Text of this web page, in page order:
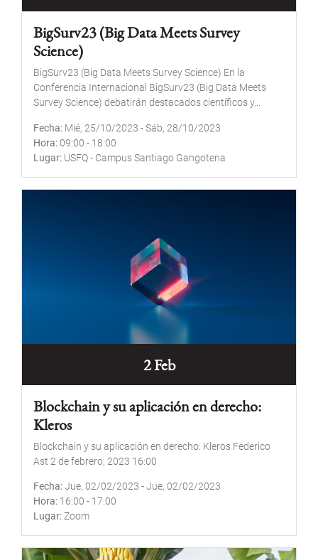
BigSurv23 (Big Data Meets Survey
Science)
BigSurv23 (Big Data Meets Survey Science) En la
Conferencia Internacional BigSurv23 (Big Data Meets
Survey Science) debatirán destacados científicos y...
Fecha Mié, 25/10/2023 -Sáb, 28/10/2023
Hora 09:00 - 18:00
Lugar USFQ - Campus Santiago Gangotena
2 Feb
Blockchain y su aplicación en derecho:
Kleros
Blockchain y su aplicación en derecho: Kleros Federico
Ast 2 de febrero, 2023 16:00
Fecha Jue, 02/02/2023 -Jue, 02/02/2023
Hora 16:00 - 17:00
Lugar Zoom